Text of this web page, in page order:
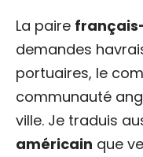
La paire
demandes
portuaires, le
communauté
ville. Je traduis
américain que